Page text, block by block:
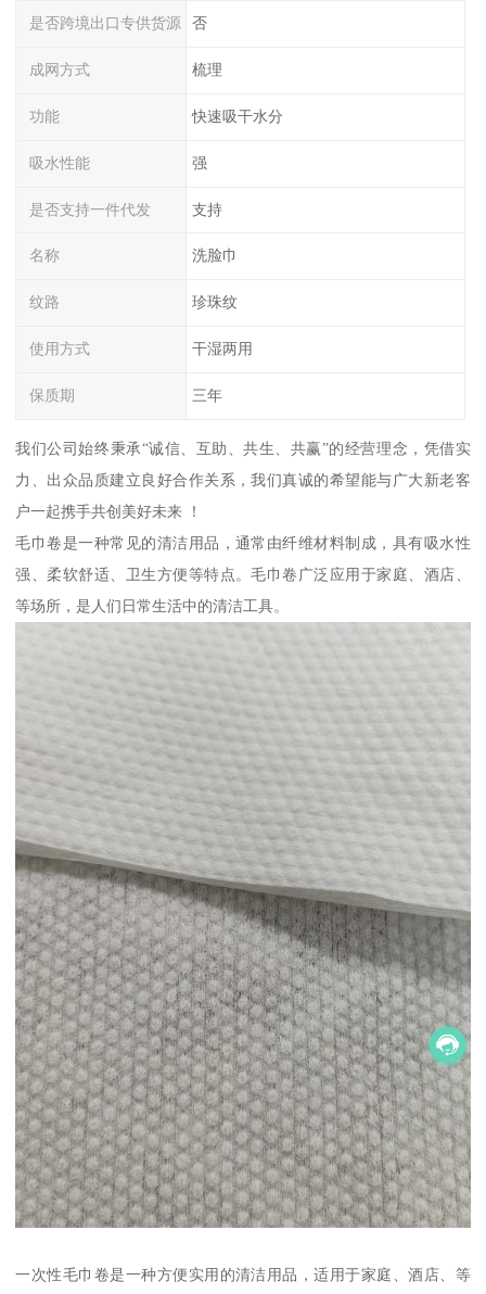
是否跨境出口专供货源 否
成网方式 梳理
功能 快速吸干水分
吸水性能 强
是否支持一件代发 支持
名称 洗脸巾
纹路 珍珠纹
使用方式 干湿两用
保质期 三年
我们公司始终秉承“诚信、互助、共生、共赢”的经营理念，凭借实
力、出众品质建立良好合作关系，我们真诚的希望能与广大新老客
户一起携手共创美好未来 ！
毛巾卷是一种常见的清洁用品，通常由纤维材料制成，具有吸水性
强、柔软舒适、卫生方便等特点。毛巾卷广泛应用于家庭、酒店、
等场所，是人们日常生活中的清洁工具。
一次性毛巾卷是一种方便实用的清洁用品，适用于家庭、酒店、等